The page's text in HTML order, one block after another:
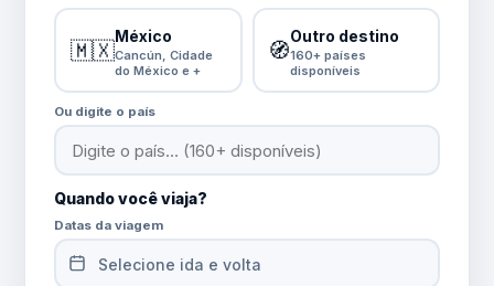
🇲🇽
México
Cancún, Cidade
do México e +
🧭
Outro destino
160+ países
disponíveis
Ou digite o país
Quando você viaja?
Datas da viagem
Selecione ida e volta